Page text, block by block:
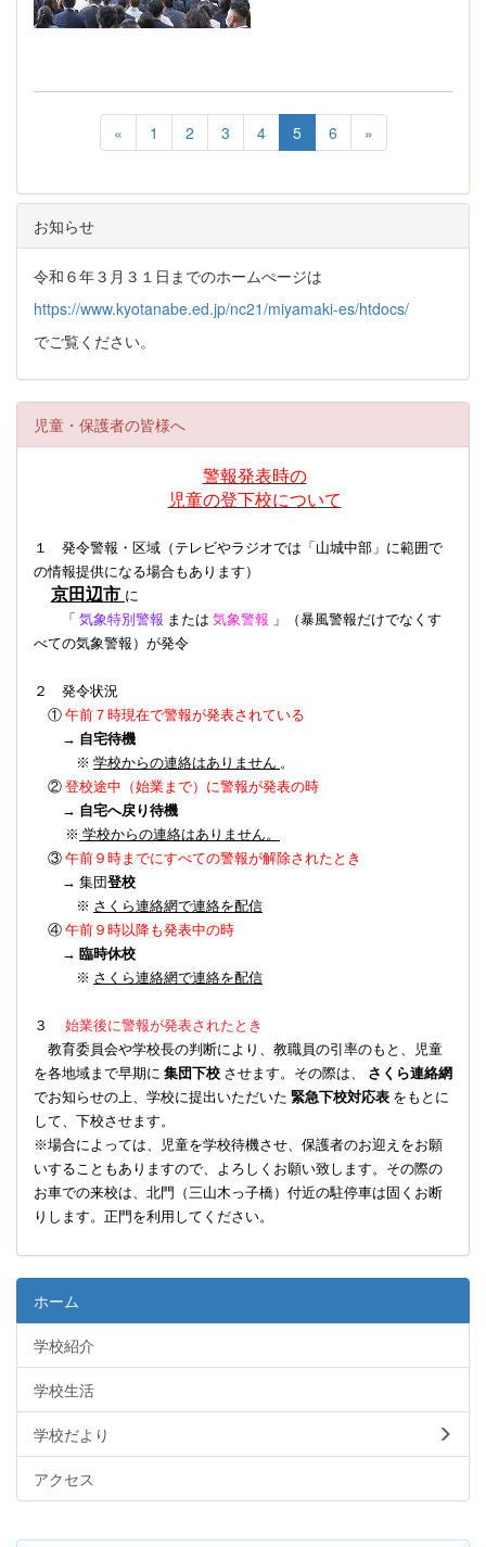
« 1 2 3 4 5 6 »
お知らせ
令和６年３月３１日までのホームぺージは
https://www.kyotanabe.ed.jp/nc21/miyamaki-es/htdocs/
でご覧ください。
児童・保護者の皆様へ
警報発表時の
児童の登下校について
１ 発令警報・区域（テレビやラジオでは「山城中部」に範囲で
の情報提供になる場合もあります）
京田辺市 に
「 気象特別警報 または 気象警報 」（暴風警報だけでなくす
べての気象警報） が発令
２ 発令状況
① 午前７時現在で警報が発表されている
→ 自宅待機
※ 学校からの連絡はありません 。
② 登校途中（始業まで）に警報が発表の時
→ 自宅へ戻り待機
※ 学校からの連絡はありません。
③ 午前９時までにすべての警報が解除されたとき
→ 集団登校
※ さくら連絡網で連絡を配信
④ 午前９時以降も発表中の時
→ 臨時休校
※ さくら連絡網で連絡を配信
３ 始業後に警報が発表されたとき
教育委員会や学校長の判断により、教職員の引率のもと、児童
を各地域まで早期に 集団下校 させます。その際は、 さくら連絡網
でお知らせの上、学校に提出いただいた 緊急下校対応表 をもとに
して、下校させます。
※場合によっては、児童を学校待機させ、保護者のお迎えをお願
いすることもありますので、よろしくお願い致します。その際の
お車での来校は、北門（三山木っ子橋）付近の駐停車は固くお断
りします。正門を利用してください。
ホーム
学校紹介
学校生活
学校だより
アクセス